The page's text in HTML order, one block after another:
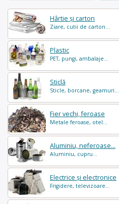
Hârtie și carton
Ziare, cutii de carton...
Plastic
PET, pungi, ambalaje...
Sticlă
Sticle, borcane, geamuri...
Fier vechi, feroase
Metale feroase, otel...
Aluminiu, neferoase...
Aluminiu, cupru...
Electrice și electronice
Frigidere, televizoare...